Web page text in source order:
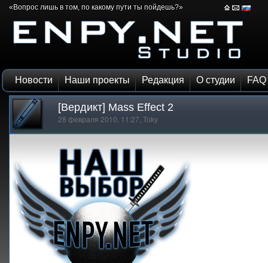
«Вопрос лишь в том, по какому пути ты пойдешь?»
Новости Наши проекты Редакция О студии FAQ
[Вердикт] Mass Effect 2
28 февраля 2010, 11:27, Toky